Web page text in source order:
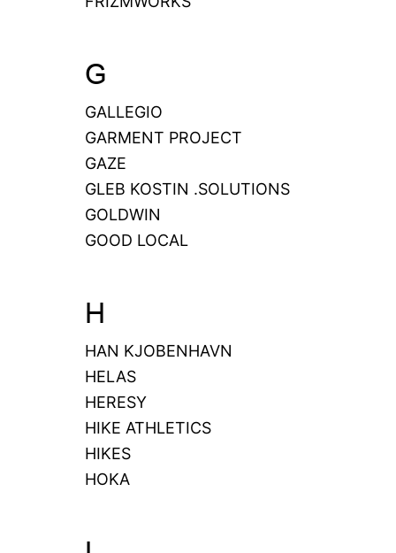
G
GALLEGIO
GARMENT PROJECT
GAZE
GLEB KOSTIN .SOLUTIONS
GOLDWIN
GOOD LOCAL
H
HAN KJOBENHAVN
HELAS
HERESY
HIKE ATHLETICS
HIKES
HOKA